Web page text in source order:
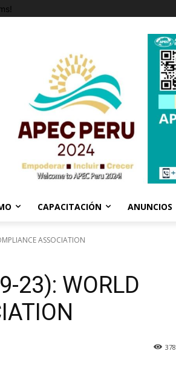
CAPACITACIÓN ANUNCIOS
ASSOCIATION
23): WORLD
378